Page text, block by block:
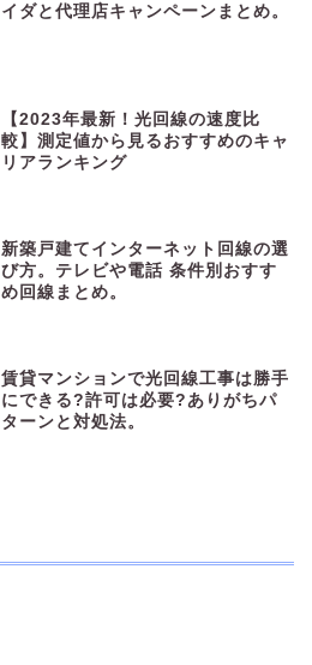
イダと代理店キャンペーンまとめ。
【2023年最新！光回線の速度比
較】測定値から見るおすすめのキャ
リアランキング
新築戸建てインターネット回線の選
び方。テレビや電話 条件別おすす
め回線まとめ。
賃貸マンションで光回線工事は勝手
にできる?許可は必要?ありがちパ
ターンと対処法。